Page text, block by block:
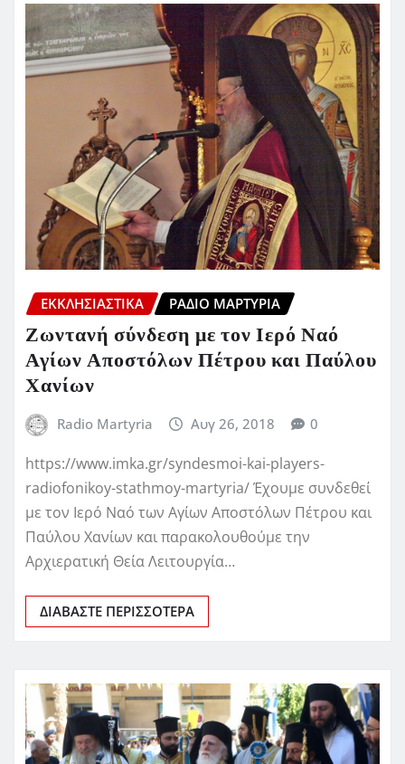
ΕΚΚΛΗΣΙΑΣΤΙΚΆ ΡΆΔΙΟ ΜΑΡΤΥΡΊΑ
Ζωντανή σύνδεση με τον Ιερό Ναό
Αγίων Αποστόλων Πέτρου και Παύλου
Χανίων
Radio Martyria Αυγ 26, 2018 0
https://www.imka.gr/syndesmoi-kai-players-
radiofonikoy-stathmoy-martyria/ Έχουμε συνδεθεί
με τον Ιερό Ναό των Αγίων Αποστόλων Πέτρου και
Παύλου Χανίων και παρακολουθούμε την
Αρχιερατική Θεία Λειτουργία…
ΔΙΑΒΆΣΤΕ ΠΕΡΙΣΣΌΤΕΡΑ